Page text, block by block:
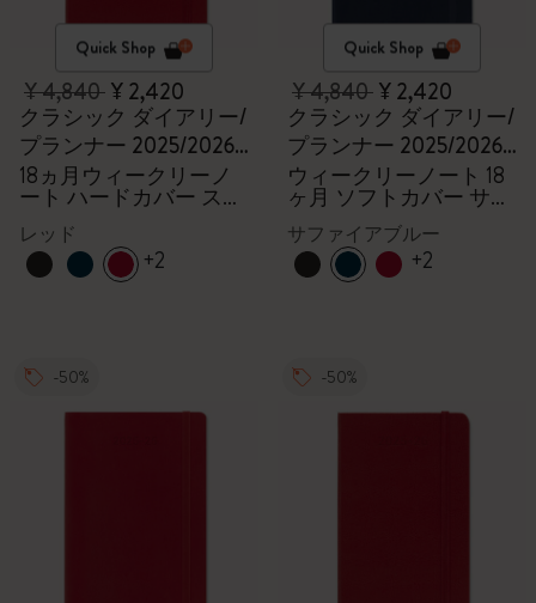
Quick Shop
¥ 4,840¥ 2,420
クラシック ダイアリー/
プランナー 2025/2026
ラージ
18ヵ月ウィークリーノ
ート ハードカバー スカ
ーレットレッド
レッド
+2
Quick Shop
¥ 4,840¥ 2,420
クラシック ダイアリー/
プランナー 2025/2026
ラージ
ウィークリーノート 18
ヶ月 ソフトカバー サフ
ァイアブルー
サファイアブルー
+2
-50% -50%